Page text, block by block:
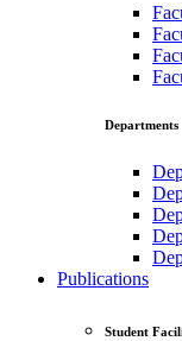
Departments
Publications
Student